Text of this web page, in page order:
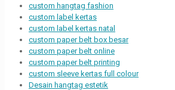
custom hangtag fashion
custom label kertas
custom label kertas natal
custom paper belt box besar
custom paper belt online
custom paper belt printing
custom sleeve kertas full colour
Desain hangtag estetik